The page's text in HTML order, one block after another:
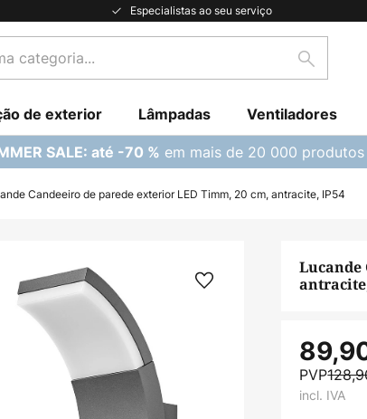
Especialistas ao seu serviço
Pesquisar
de exterior Lâmpadas Ventiladores
SALE: até -70 % em mais de 20 000 produtos
Candeeiro de parede exterior LED Timm, 20 cm, antracite, IP54
Lucande
PVP
incl. IVA